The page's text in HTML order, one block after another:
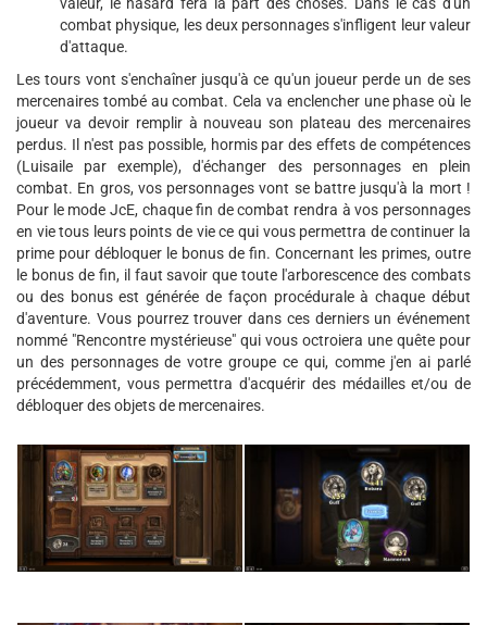
combat physique, les deux personnages s'infligent leur valeur
d'attaque.
Les tours vont s'enchaîner jusqu'à ce qu'un joueur perde un de ses
mercenaires tombé au combat. Cela va enclencher une phase où le
joueur va devoir remplir à nouveau son plateau des mercenaires
perdus. Il n'est pas possible, hormis par des effets de compétences
(Luisaile par exemple), d'échanger des personnages en plein
combat. En gros, vos personnages vont se battre jusqu'à la mort !
Pour le mode JcE, chaque fin de combat rendra à vos personnages
en vie tous leurs points de vie ce qui vous permettra de continuer la
prime pour débloquer le bonus de fin. Concernant les primes, outre
le bonus de fin, il faut savoir que toute l'arborescence des combats
ou des bonus est générée de façon procédurale à chaque début
d'aventure. Vous pourrez trouver dans ces derniers un événement
nommé "Rencontre mystérieuse" qui vous octroiera une quête pour
un des personnages de votre groupe ce qui, comme j'en ai parlé
précédemment, vous permettra d'acquérir des médailles et/ou de
débloquer des objets de mercenaires.